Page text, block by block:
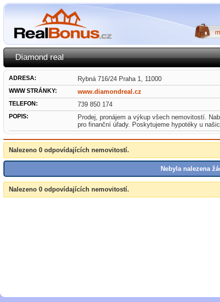
Diamond real
ADRESA: Rybná 716/24 Praha 1, 11000
WWW STRÁNKY: www.diamondreal.cz
TELEFON: 739 850 174
POPIS:
Prodej, pronájem a výkup všech nemovitostí.
pro finanční úřady. Poskytujeme hypotéky u
Nalezeno 0 odpovídajících nemovitostí.
Nebyla nalezena
Nalezeno 0 odpovídajících nemovitostí.